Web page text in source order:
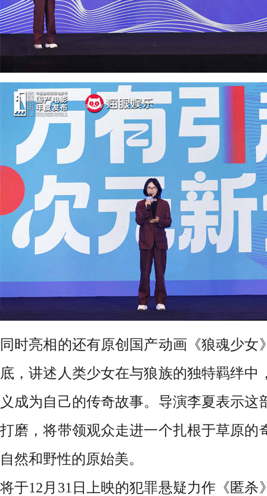
同时亮相的还有原创国产动画《狼魂少女
底，讲述人类少女在与狼族的独特羁绊中
义成为自己的传奇故事。导演李夏表示这
打磨，将带领观众走进一个扎根于草原的
自然和野性的原始美。
将于12月31日上映的犯罪悬疑力作《匿